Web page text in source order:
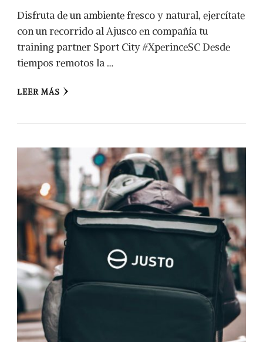
Disfruta de un ambiente fresco y natural, ejercítate
con un recorrido al Ajusco en compañía tu
training partner Sport City #XperinceSC Desde
tiempos remotos la …
LEER MÁS